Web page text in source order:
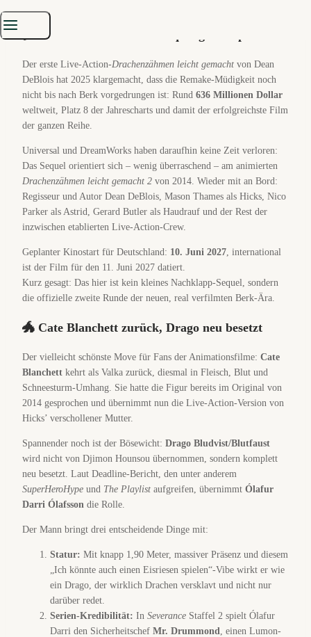
🎬 Was beim Live-Action-Sequel gerade passiert
Der erste Live-Action-Drachenzähmen leicht gemacht von Dean
DeBlois hat 2025 klargemacht, dass die Remake-Müdigkeit noch
nicht bis nach Berk vorgedrungen ist: Rund 636 Millionen Dollar
weltweit, Platz 8 der Jahrescharts und damit der erfolgreichste Film
der ganzen Reihe.
Universal und DreamWorks haben daraufhin keine Zeit verloren:
Das Sequel orientiert sich – wenig überraschend – am animierten
Drachenzähmen leicht gemacht 2 von 2014. Wieder mit an Bord:
Regisseur und Autor Dean DeBlois, Mason Thames als Hicks, Nico
Parker als Astrid, Gerard Butler als Haudrauf und der Rest der
inzwischen etablierten Live-Action-Crew.
Geplanter Kinostart für Deutschland: 10. Juni 2027, international
ist der Film für den 11. Juni 2027 datiert.
Kurz gesagt: Das hier ist kein kleines Nachklapp-Sequel, sondern
die offizielle zweite Runde der neuen, real verfilmten Berk-Ära.
🐲 Cate Blanchett zurück, Drago neu besetzt
Der vielleicht schönste Move für Fans der Animationsfilme: Cate
Blanchett kehrt als Valka zurück, diesmal in Fleisch, Blut und
Schneesturm-Umhang. Sie hatte die Figur bereits im Original von
2014 gesprochen und übernimmt nun die Live-Action-Version von
Hicks’ verschollener Mutter.
Spannender noch ist der Bösewicht: Drago Bludvist/Blutfaust
wird nicht von Djimon Hounsou übernommen, sondern komplett
neu besetzt. Laut Deadline-Bericht, den unter anderem
SuperHeroHype und The Playlist aufgreifen, übernimmt Ólafur
Darri Ólafsson die Rolle.
Der Mann bringt drei entscheidende Dinge mit:
Statur: Mit knapp 1,90 Meter, massiver Präsenz und diesem
„Ich könnte auch einen Eisriesen spielen“-Vibe wirkt er wie
ein Drago, der wirklich Drachen versklavt und nicht nur
darüber redet.
Serien-Kredibilität: In Severance Staffel 2 spielt Ólafur
Darri den Sicherheitschef Mr. Drummond, einen Lumon-